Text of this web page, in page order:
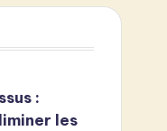
:
les